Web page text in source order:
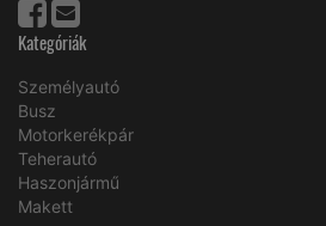
Kategóriák
Személyautó
Busz
Motorkerékpár
Teherautó
Haszonjármű
Makett